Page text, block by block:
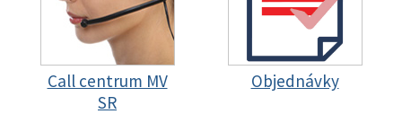
Call centrum MV
SR
Objednávky